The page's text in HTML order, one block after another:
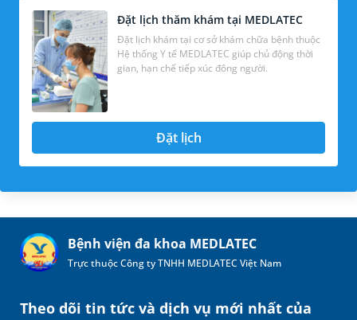
Đặt lịch thăm khám tại MEDLATEC
Đặt lịch khám tại cơ sở khám chữa bệnh thuộc
Hệ thống Y tế MEDLATEC giúp chủ động thời
gian, hạn chế tiếp xúc đông người.
Đặt lịch
Bệnh viện đa khoa MEDLATEC
Trực thuộc Công ty TNHH MEDLATEC Việt Nam
Theo dõi tin tức và dịch vụ mới nhất của